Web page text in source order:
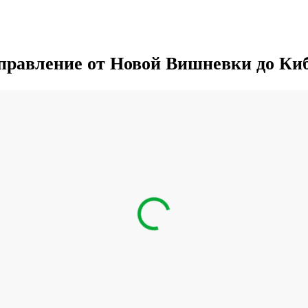
от Новой Вишневки до